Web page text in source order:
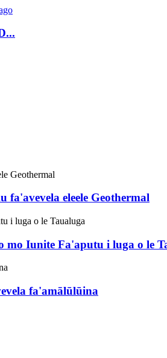
eleele Geothermal
Iunite Fa'aputu i luga o le
fa'amālūlūina